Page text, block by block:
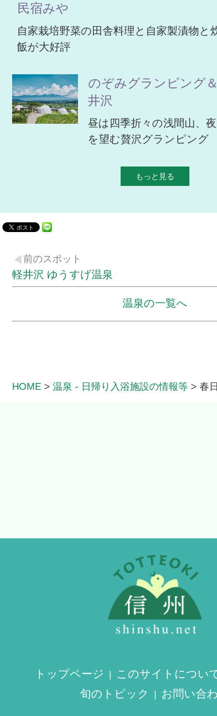
民宿みや
自家栽培野菜の田舎料理と自家製漬物と
飯が大好評
のぞみグランピング
井沢
昼は四季折々の浅間山、
を望む贅沢グランピング
もっと見る
前のスポット
軽井沢 ゆうすげ温泉
温泉の一覧へ
HOME >温泉 - 日帰り入浴施設の情報等 >春
トップページ
このサイトについ
旬のトピック
お問い合